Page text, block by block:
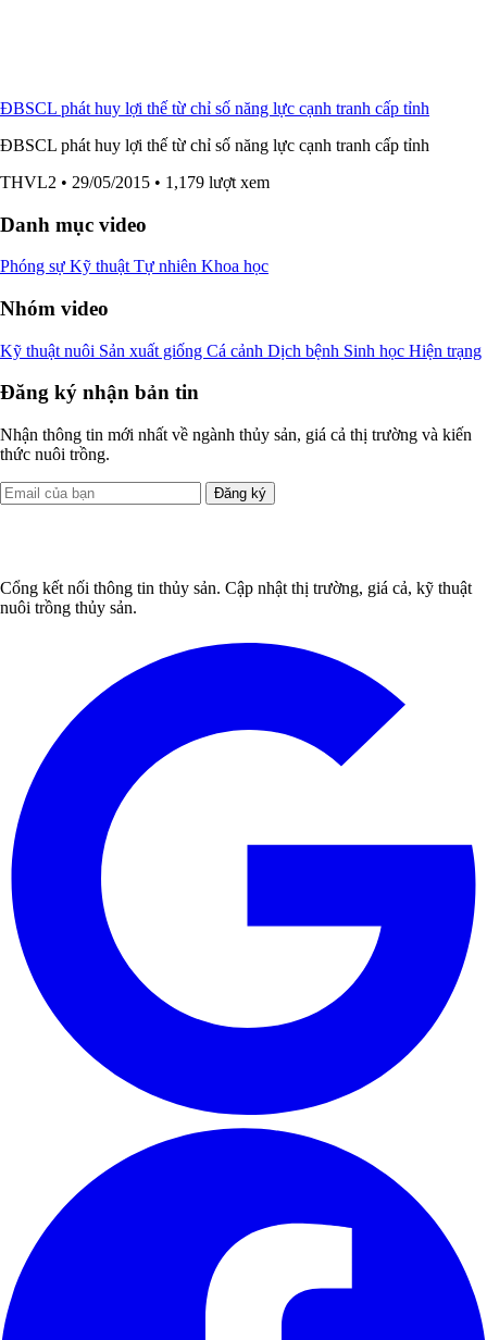
ĐBSCL phát huy lợi thế từ chỉ số năng lực cạnh tranh cấp tỉnh
ĐBSCL phát huy lợi thế từ chỉ số năng lực cạnh tranh cấp tỉnh
THVL2 • 29/05/2015 • 1,179 lượt xem
Danh mục video
Phóng sự Kỹ thuật Tự nhiên Khoa học
Nhóm video
Kỹ thuật nuôi Sản xuất giống Cá cảnh Dịch bệnh Sinh học Hiện trạng
Đăng ký nhận bản tin
Nhận thông tin mới nhất về ngành thủy sản, giá cả thị trường và kiến
thức nuôi trồng.
Đăng ký
Cổng kết nối thông tin thủy sản. Cập nhật thị trường, giá cả, kỹ thuật
nuôi trồng thủy sản.